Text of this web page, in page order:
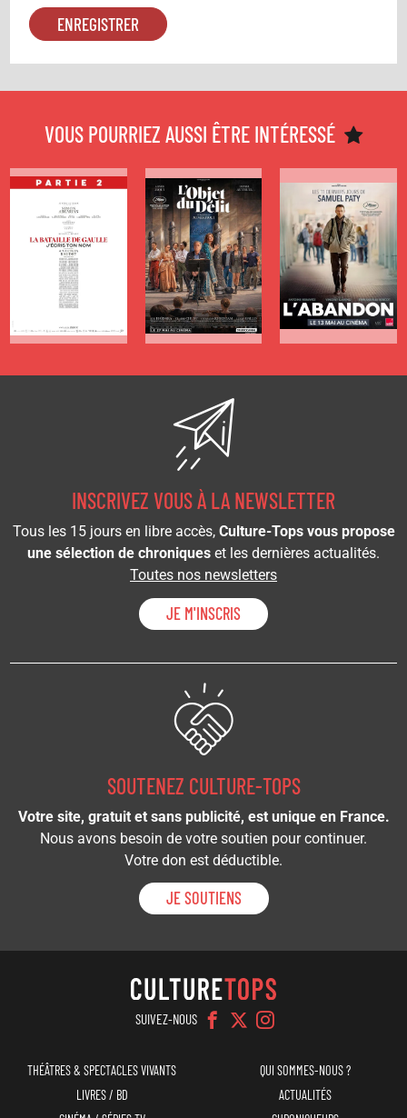
VOUS POURRIEZ AUSSI ÊTRE INTÉRESSÉ
CETTE
CETTE
CETTE
INSCRIVEZ VOUS À LA NEWSLETTER
Tous les 15 jours en libre accès, Culture-Tops vous propose
une sélection de chroniques et les dernières actualités.
Toutes nos newsletters
JE M'INSCRIS
SOUTENEZ CULTURE-TOPS
Votre site, gratuit et sans publicité, est unique en France.
Nous avons besoin de votre soutien pour continuer.
Votre don est déductible.
JE SOUTIENS
SUIVEZ-NOUS
Navigation
THÉÂTRES & SPECTACLES VIVANTS
LIVRES / BD
QUI SOMMES-NOUS ?
ACTUALITÉS